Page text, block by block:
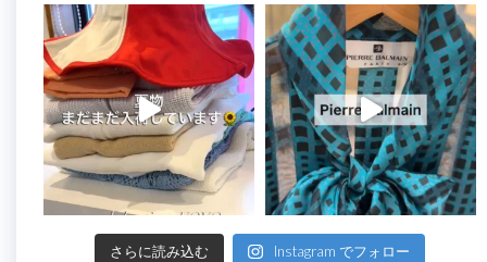
さらに読み込む Instagram でフォロー